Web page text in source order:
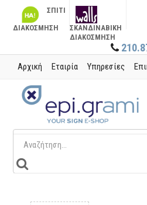
ΣΠΙΤΙ
ΔΙΑΚΟΣΜΗΣΗ
ΣΚΑΝΔΙΝΑΒΙΚΗ
ΔΙΑΚΟΣΜΗΣΗ
Αρχική Εταιρία Υπηρεσίες